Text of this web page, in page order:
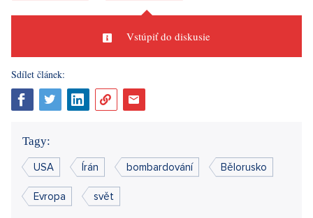
Vstúpiť do diskusie
Sdílet článek:
Tagy:
USA Írán bombardování Bělorusko
Evropa svět